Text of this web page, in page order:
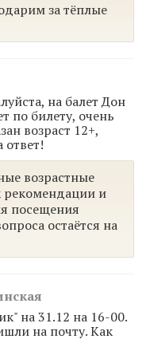
за тёплые
на балет Дон
по билету, очень
возраст 12+,
ответ!
возрастные
рекомендации и
посещения
остаётся на
на 31.12 на 16-00.
на почту. Как